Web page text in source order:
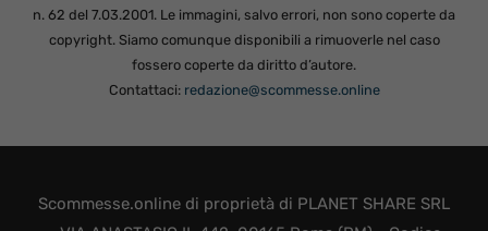
n. 62 del 7.03.2001. Le immagini, salvo errori, non sono coperte da
copyright. Siamo comunque disponibili a rimuoverle nel caso
fossero coperte da diritto d’autore.
Contattaci: redazione@scommesse.online
Scommesse.online di proprietà di PLANET SHARE SRL